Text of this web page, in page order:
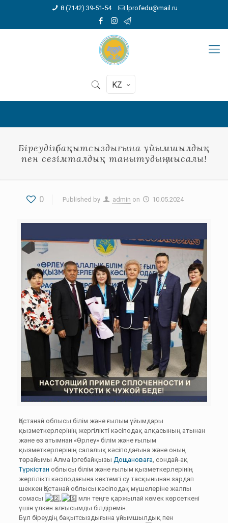
8 (7142) 39-51-54 lprofedu@mail.ru
KZ
Біреудің бақытсыздығына ұйымшылдық
пен сезімталдық танытудың мысалы!
0 Published by admin on 10.05.2024
Қостанай облысы білім және ғылым ұйымдары
қызметкерлерінің жергілікті кәсіподақ алқасының атынан
және өз атымнан «Өрлеу» білім және ғылым
қызметкерлерінің салалық кәсіподағына және оның
төрайымы Алма Іргебайқызы Дощановаға, сондай-ақ
Түркістан облысы білім және ғылым қызметкерлерінің
жергілікті кәсіподағына көктемгі су тасқынынан зардап
шеккен Қостанай облысы кәсіподақ мүшелеріне жалпы
сомасы
,
млн теңге қаржылай көмек көрсеткені
үшін үлкен алғысымды білдіремін.
Бұл біреудің бақытсыздығына ұйымшылдық пен